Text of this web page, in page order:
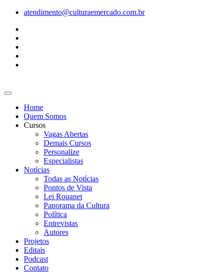
conteúdo
atendimento@culturaemercado.com.br
Home
Quem Somos
Cursos
Vagas Abertas
Demais Cursos
Personalize
Especialistas
Notícias
Todas as Notícias
Pontos de Vista
Lei Rouanet
Panorama da Cultura
Política
Entrevistas
Autores
Projetos
Editais
Podcast
Contato